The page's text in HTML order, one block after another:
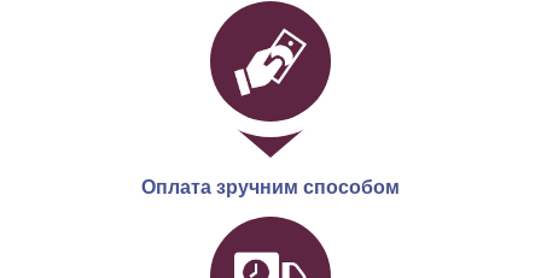
Оплата зручним способом